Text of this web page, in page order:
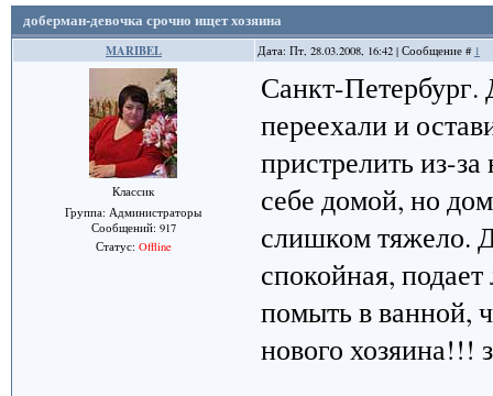
доберман-девочка срочно ищет хозяина
MARIBEL Дата: Пт, 28.03.2008, 16:42 | Сообщение # 1
Классик
Группа: Администраторы
Сообщений: 917
Статус: Offline
Санкт-Петербург.
переехали и
пристрелить из-
себе домой, но
слишком тяжело.
спокойная,
помыть в ванной,
нового хозяина!!!